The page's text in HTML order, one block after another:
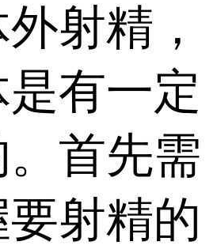
射精，
有一定
首先需
射精的